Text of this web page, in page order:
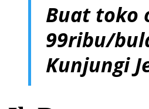
Buat toko
99ribu/
Kunjungi